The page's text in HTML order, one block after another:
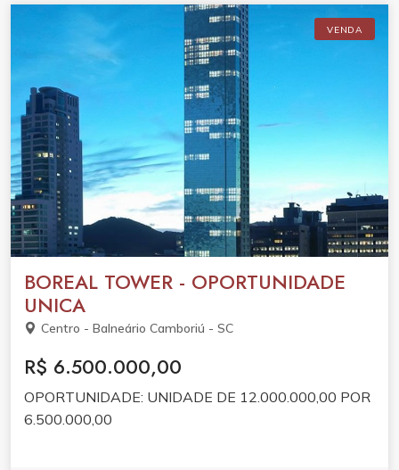
VENDA
BOREAL TOWER - OPORTUNIDADE
UNICA
Centro - Balneário Camboriú - SC
R$ 6.500.000,00
OPORTUNIDADE: UNIDADE DE 12.000.000,00 POR
6.500.000,00